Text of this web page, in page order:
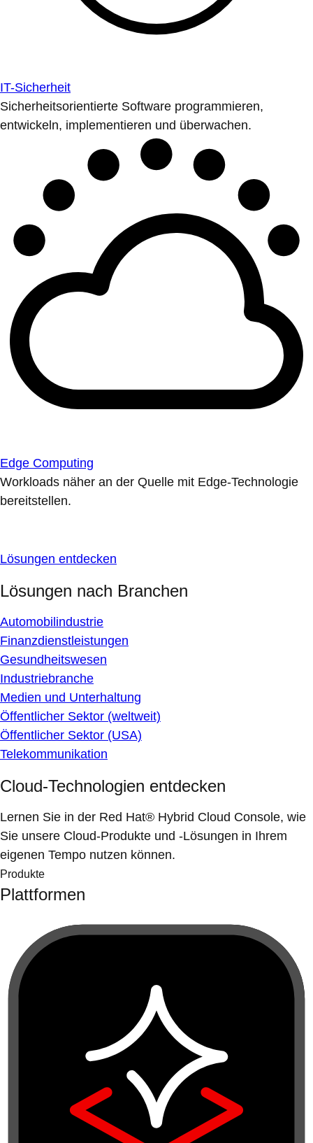
IT-Sicherheit
Sicherheitsorientierte Software programmieren,
entwickeln, implementieren und überwachen.
Edge Computing
Workloads näher an der Quelle mit Edge-Technologie
bereitstellen.
Lösungen entdecken
Lösungen nach Branchen
Automobilindustrie
Finanzdienstleistungen
Gesundheitswesen
Industriebranche
Medien und Unterhaltung
Öffentlicher Sektor (weltweit)
Öffentlicher Sektor (USA)
Telekommunikation
Cloud-Technologien entdecken
Lernen Sie in der Red Hat® Hybrid Cloud Console, wie
Sie unsere Cloud-Produkte und -Lösungen in Ihrem
eigenen Tempo nutzen können.
Produkte
Plattformen